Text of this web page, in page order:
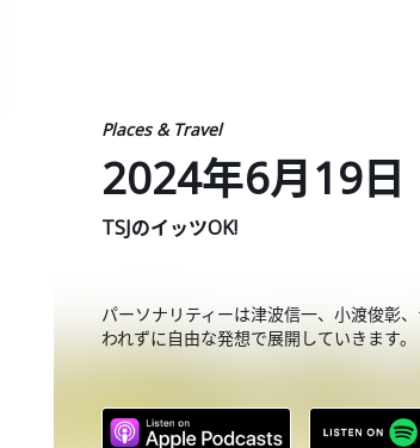
Places & Travel
2024年6月19
TSJのイッツOK!
パーソナリティーは津波信一、小渡俊彰
われずに自由な発想で展開していきます。